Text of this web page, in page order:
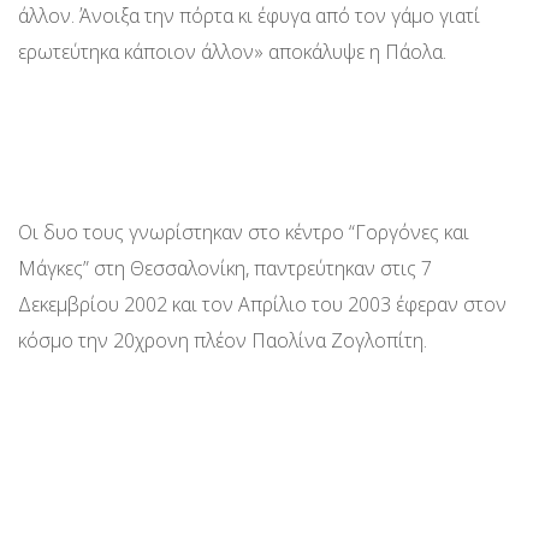
άλλον. Άνοιξα την πόρτα κι έφυγα από τον γάμο γιατί
ερωτεύτηκα κάποιον άλλον» αποκάλυψε η Πάολα.
Οι δυο τους γνωρίστηκαν στο κέντρο “Γοργόνες και
Μάγκες” στη Θεσσαλονίκη, παντρεύτηκαν στις 7
Δεκεμβρίου 2002 και τον Απρίλιο του 2003 έφεραν στον
κόσμο την 20χρονη πλέον Παολίνα Ζογλοπίτη.